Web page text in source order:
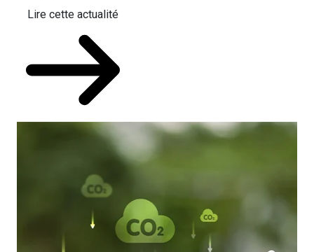
Lire cette actualité